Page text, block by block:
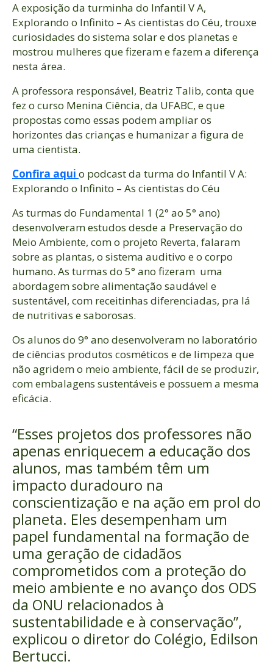
A exposição da turminha do Infantil V A,
Explorando o Infinito – As cientistas do Céu, trouxe
curiosidades do sistema solar e dos planetas e
mostrou mulheres que fizeram e fazem a diferença
nesta área.
A professora responsável, Beatriz Talib, conta que
fez o curso Menina Ciência, da UFABC, e que
propostas como essas podem ampliar os
horizontes das crianças e humanizar a figura de
uma cientista.
Confira aqui o podcast da turma do Infantil V A:
Explorando o Infinito – As cientistas do Céu
As turmas do Fundamental 1 (2° ao 5° ano)
desenvolveram estudos desde a Preservação do
Meio Ambiente, com o projeto Reverta, falaram
sobre as plantas, o sistema auditivo e o corpo
humano. As turmas do 5° ano fizeram uma
abordagem sobre alimentação saudável e
sustentável, com receitinhas diferenciadas, pra lá
de nutritivas e saborosas.
Os alunos do 9° ano desenvolveram no laboratório
de ciências produtos cosméticos e de limpeza que
não agridem o meio ambiente, fácil de se produzir,
com embalagens sustentáveis e possuem a mesma
eficácia.
“Esses projetos dos professores não
apenas enriquecem a educação dos
alunos, mas também têm um
impacto duradouro na
conscientização e na ação em prol do
planeta. Eles desempenham um
papel fundamental na formação de
uma geração de cidadãos
comprometidos com a proteção do
meio ambiente e no avanço dos ODS
da ONU relacionados à
sustentabilidade e à conservação”,
explicou o diretor do Colégio, Edilson
Bertucci.